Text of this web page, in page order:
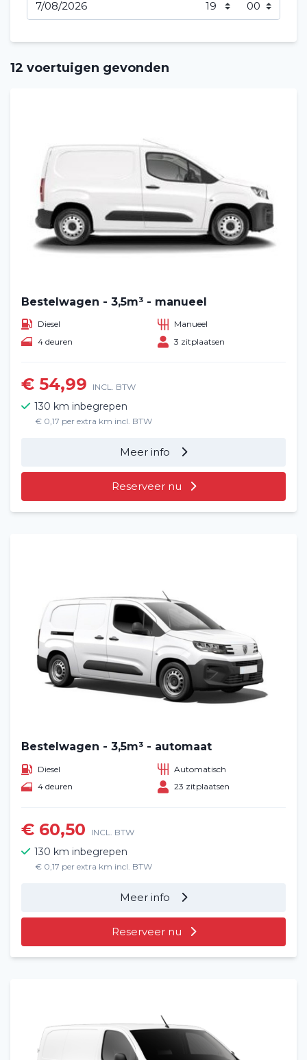
12 voertuigen gevonden
Bestelwagen - 3,5m³ - manueel
Diesel
Manueel
4 deuren
3 zitplaatsen
€ 54,99 INCL. BTW
130 km inbegrepen
€ 0,17 per extra km incl. BTW
Meer info
Reserveer nu
Bestelwagen - 3,5m³ - automaat
Diesel
Automatisch
4 deuren
23 zitplaatsen
€ 60,50 INCL. BTW
130 km inbegrepen
€ 0,17 per extra km incl. BTW
Meer info
Reserveer nu